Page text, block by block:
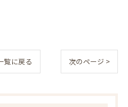
覧に戻る 次のページ >